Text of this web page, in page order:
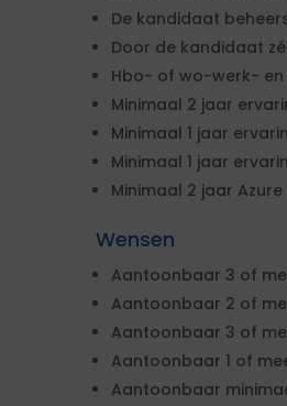
De kandidaat
Door de kandidaat
Hbo- of wo-werk- en
Minimaal 2 jaar
Minimaal 1 jaar
Minimaal 1 jaar
Minimaal 2 jaar
Wensen
Aantoonbaar 3 of
Aantoonbaar 2 of
Aantoonbaar 3 of
Aantoonbaar 1 of
Aantoonbaar